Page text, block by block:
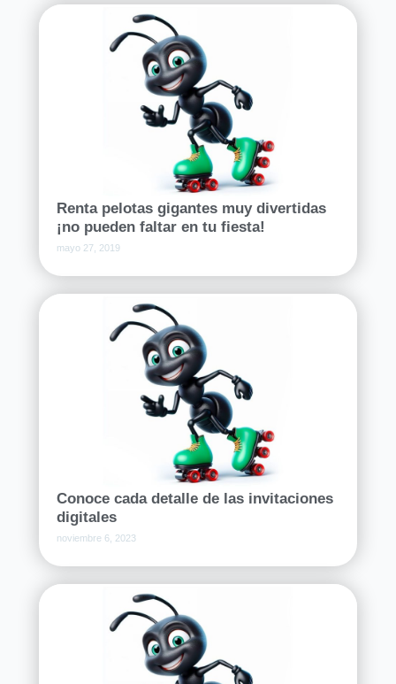
Renta pelotas gigantes muy divertidas
¡no pueden faltar en tu fiesta!
mayo 27, 2019
Conoce cada detalle de las invitaciones
digitales
noviembre 6, 2023